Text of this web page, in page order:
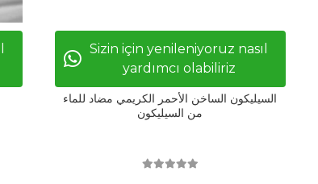
Sizin için yenileniyoruz nasıl
yardımcı olabiliriz
السيليكون الساخن الأحمر الكريمي مضاد للماء
من السيليكون